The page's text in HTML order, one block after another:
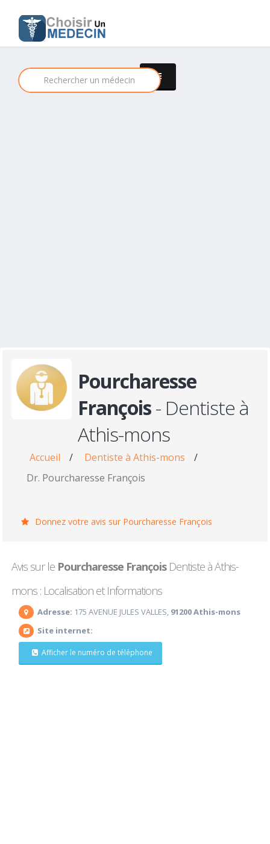
Pourcharesse
François- Dentiste à
Athis-mons
Accueil / Dentiste à Athis-mons
/
Dr. Pourcharesse François
Donnez votre avis sur Pourcharesse François
Avis sur le Pourcharesse FrançoisDentiste à Athis-
mons : Localisation et Informations
Adresse: 175 AVENUE JULES VALLES, 91200 Athis-mons
Site internet:
Afficher le numéro de téléphone